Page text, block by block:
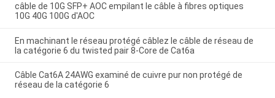
câble de 10G SFP+ AOC empilant le câble à fibres optiques
10G 40G 100G d'AOC
En machinant le réseau protégé câblez le câble de réseau de
la catégorie 6 du twisted pair 8-Core de Cat6a
Câble Cat6A 24AWG examiné de cuivre pur non protégé de
réseau de la catégorie 6